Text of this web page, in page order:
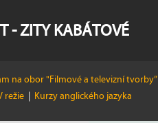
- ZITY KABÁTOVÉ
na obor "Filmové a televizní tvorby”
režie | Kurzy anglického jazyka